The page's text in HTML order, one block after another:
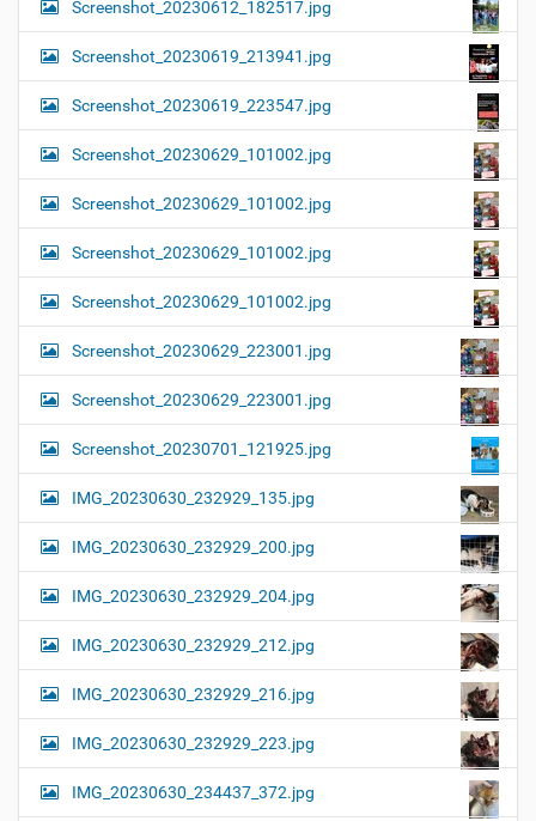
Screenshot_20230612_182517.jpg
Screenshot_20230619_213941.jpg
Screenshot_20230619_223547.jpg
Screenshot_20230629_101002.jpg
Screenshot_20230629_101002.jpg
Screenshot_20230629_101002.jpg
Screenshot_20230629_101002.jpg
Screenshot_20230629_223001.jpg
Screenshot_20230629_223001.jpg
Screenshot_20230701_121925.jpg
IMG_20230630_232929_135.jpg
IMG_20230630_232929_200.jpg
IMG_20230630_232929_204.jpg
IMG_20230630_232929_212.jpg
IMG_20230630_232929_216.jpg
IMG_20230630_232929_223.jpg
IMG_20230630_234437_372.jpg